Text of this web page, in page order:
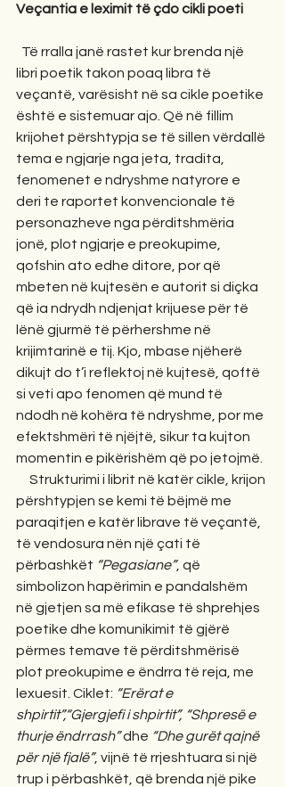
Veçantia e leximit të çdo cikli poeti
libri poetik takon poaq libra të
veçantë, varësisht në sa cikle poetike
është e sistemuar ajo. Që në fillim
krijohet përshtypja se të sillen vërdallë
tema e ngjarje nga jeta, tradita,
fenomenet e ndryshme natyrore e
deri te raportet konvencionale të
personazheve nga përditshmëria
jonë, plot ngjarje e preokupime,
qofshin ato edhe ditore, por që
mbeten në kujtesën e autorit si diçka
që ia ndrydh ndjenjat krijuese për të
lënë gjurmë të përhershme në
krijimtarinë e tij. Kjo, mbase njëherë
dikujt do t’i reflektoj në kujtesë, qoftë
si veti apo fenomen që mund të
ndodh në kohëra të ndryshme, por me
efektshmëri të njëjtë, sikur ta kujton
momentin e pikërishëm që po jetojmë.
përshtypjen se kemi të bëjmë me
paraqitjen e katër librave të veçantë,
të vendosura nën një çati të
përbashkët “Pegasiane”, që
simbolizon hapërimin e pandalshëm
në gjetjen sa më efikase të shprehjes
poetike dhe komunikimit të gjërë
përmes temave të përditshmërisë
plot preokupime e ëndrra të reja, me
lexuesit. Ciklet: “Erërat e
shpirtit”,“Gjergjefi i shpirtit”, “Shpresë e
thurje ëndrrash” dhe “Dhe gurët qajnë
për një fjalë”, vijnë të rrjeshtuara si një
trup i përbashkët, që brenda një pike